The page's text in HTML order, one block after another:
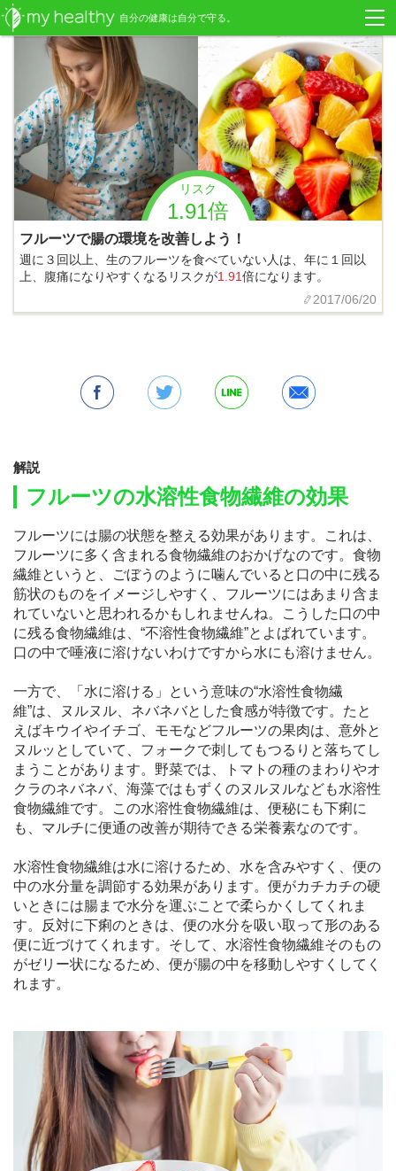
リスク
1.91倍
フルーツで腸の環境を改善しよう！
週に３回以上、生のフルーツを食べていない人は、年に１回以
上、腹痛になりやすくなるリスクが1.91倍になります。
2017/06/20
解説
フルーツの水溶性食物繊維の効果
フルーツには腸の状態を整える効果があります。これは、
フルーツに多く含まれる食物繊維のおかげなのです。食物
繊維というと、ごぼうのように噛んでいると口の中に残る
筋状のものをイメージしやすく、フルーツにはあまり含ま
れていないと思われるかもしれませんね。こうした口の中
に残る食物繊維は、“不溶性食物繊維”とよばれています。
口の中で唾液に溶けないわけですから水にも溶けません。
一方で、「水に溶ける」という意味の“水溶性食物繊
維”は、ヌルヌル、ネバネバとした食感が特徴です。たと
えばキウイやイチゴ、モモなどフルーツの果肉は、意外と
ヌルッとしていて、フォークで刺してもつるりと落ちてし
まうことがあります。野菜では、トマトの種のまわりやオ
クラのネバネバ、海藻ではもずくのヌルヌルなども水溶性
食物繊維です。この水溶性食物繊維は、便秘にも下痢に
も、マルチに便通の改善が期待できる栄養素なのです。
水溶性食物繊維は水に溶けるため、水を含みやすく、便の
中の水分量を調節する効果があります。便がカチカチの硬
いときには腸まで水分を運ぶことで柔らかくしてくれま
す。反対に下痢のときは、便の水分を吸い取って形のある
便に近づけてくれます。そして、水溶性食物繊維そのもの
がゼリー状になるため、便が腸の中を移動しやすくしてく
れます。
自分の健康は自分で守る。